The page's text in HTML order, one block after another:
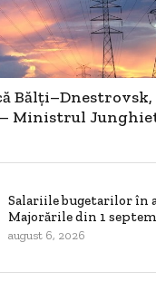
Ministrul
Salariile bugetarilor în
Majorările din 1
august 6, 2026